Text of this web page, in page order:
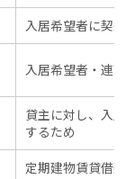
入居希望者に契約
入居希望者・連帯
貸主に対し、入居
するため
定期建物賃貸借契